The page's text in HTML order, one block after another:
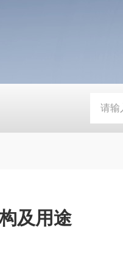
的中文资料ZK2-ZSEA-A
及用途